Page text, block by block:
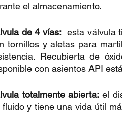
el almacenamiento.
de 4 vías:
esta
tornillos y aletas para
Recubierta de
con asientos API
totalmente abierta: el
fluido y tiene una vida útil